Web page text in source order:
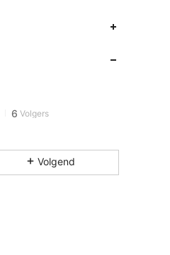
6 Volgers
Volgend